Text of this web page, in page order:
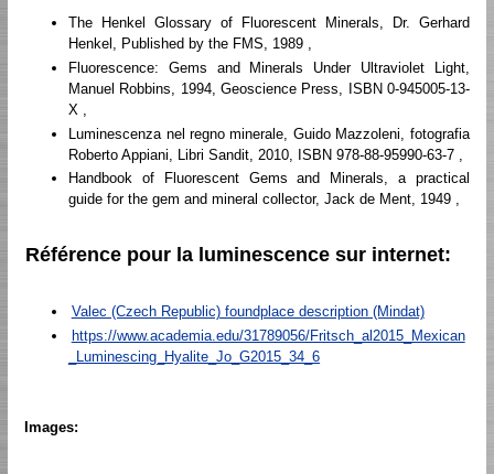
The Henkel Glossary of Fluorescent Minerals, Dr. Gerhard
Henkel, Published by the FMS, 1989 ,
Fluorescence: Gems and Minerals Under Ultraviolet Light,
Manuel Robbins, 1994, Geoscience Press, ISBN 0-945005-13-
X ,
Luminescenza nel regno minerale, Guido Mazzoleni, fotografia
Roberto Appiani, Libri Sandit, 2010, ISBN 978-88-95990-63-7 ,
Handbook of Fluorescent Gems and Minerals, a practical
guide for the gem and mineral collector, Jack de Ment, 1949 ,
Référence pour la luminescence sur internet:
Valec (Czech Republic) foundplace description (Mindat)
https://www.academia.edu/31789056/Fritsch_al2015_Mexican
_Luminescing_Hyalite_Jo_G2015_34_6
Images: